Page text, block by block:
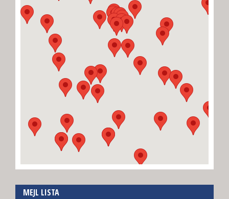
MEJL LISTA